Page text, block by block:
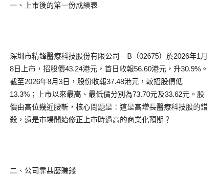
一、上市後的第一份成績表
深圳市精鋒醫療科技股份有限公司－B（02675）於2026年1月
8日上市，招股價43.24港元，首日收報56.60港元，升30.9%。
截至2026年8月3日，股份收報37.48港元，較招股價低
13.3%；上市以來最高、最低價分別為73.70元及33.62元。股
價由高位幾近腰斬，核心問題是：這是高增長醫療科技股的錯
殺，還是市場開始修正上市時過高的商業化預期？
二、公司靠甚麼賺錢